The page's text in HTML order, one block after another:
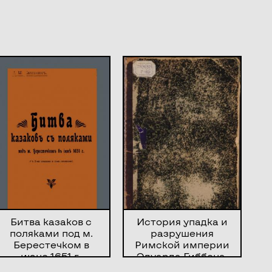
Битва казаков с
поляками под м.
Берестечком в
июне 1651 г.
История упадка и
разрушения
Римской империи
Эдуарда Гиббона.